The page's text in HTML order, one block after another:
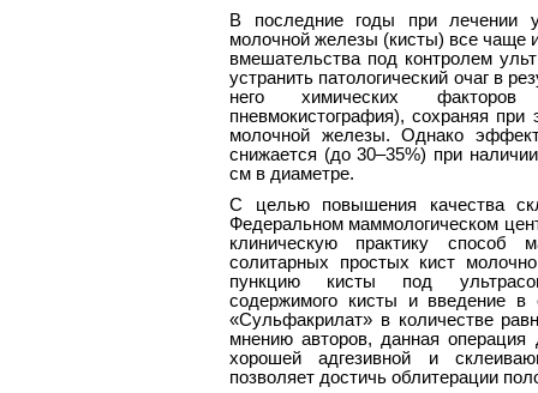
В последние годы при лечении
молочной железы (кисты) все чаще
вмешательства под контролем
устранить патологический очаг в
него химических факторов
пневмокистография), сохраняя
молочной железы. Однако
снижается (до 30–35%) при
см в диаметре.
С целью повышения качества
Федеральном маммологическом
клиническую практику способ
солитарных простых кист
пункцию кисты под
содержимого кисты и введение в
«Сульфакрилат» в количестве
мнению авторов, данная операция
хорошей адгезивной и
позволяет достичь облитерации